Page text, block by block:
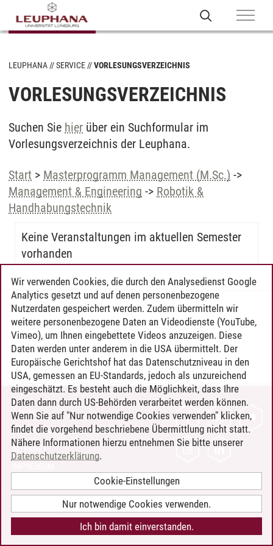
LEUPHANA SERVICE VORLESUNGSVERZEICHNIS
VORLESUNGSVERZEICHNIS
Suchen Sie hier über ein Suchformular im
Vorlesungsverzeichnis der Leuphana.
Start > Masterprogramm Management (M.Sc.) ->
Management & Engineering -> Robotik &
Handhabungstechnik
Keine Veranstaltungen im aktuellen Semester
vorhanden
Timo Leder/30.06.2024
KONTAKT
LEUPHANA ALS ARBEITGEBER
INTRANET
BARRIEREFREIHEIT
COOKIE-EINSTELLUNGEN
Wir verwenden Cookies, die durch den Analysedienst Google
Analytics gesetzt und auf denen personenbezogene
Nutzerdaten gespeichert werden. Zudem übermitteln wir
weitere personenbezogene Daten an Videodienste (YouTube,
Vimeo), um Ihnen eingebettete Videos anzuzeigen. Diese
Daten werden unter anderem in die USA übermittelt. Der
Europäische Gerichtshof hat das Datenschutzniveau in den
USA, gemessen an EU-Standards, jedoch als unzureichend
eingeschätzt. Es besteht auch die Möglichkeit, dass Ihre
Daten dann durch US-Behörden verarbeitet werden können.
Wenn Sie auf "Nur notwendige Cookies verwenden" klicken,
findet die vorgehend beschriebene Übermittlung nicht statt.
Nähere Informationen hierzu entnehmen Sie bitte unserer
Datenschutzerklärung.
Cookie-Einstellungen
Nur notwendige Cookies verwenden.
Ich bin damit einverstanden.